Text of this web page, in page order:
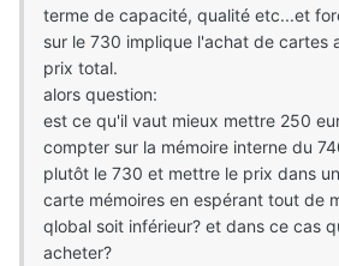
terme de capacité, qualité etc...et
sur le 730 implique l'achat de cartes
prix total.
alors question:
est ce qu'il vaut mieux mettre 250
compter sur la mémoire interne du
plutôt le 730 et mettre le prix dans
carte mémoires en espérant tout de
qlobal soit inférieur? et dans ce cas
acheter?